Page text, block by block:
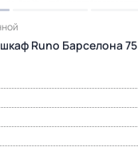
Runo Барселона 75